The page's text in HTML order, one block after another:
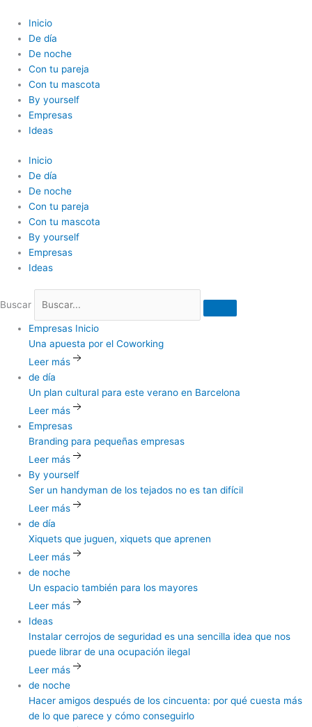
contenido
Inicio
De día
De noche
Con tu pareja
Con tu mascota
By yourself
Empresas
Ideas
Inicio
De día
De noche
Con tu pareja
Con tu mascota
By yourself
Empresas
Ideas
Buscar
Empresas Inicio
Una apuesta por el Coworking
Leer más
de día
Un plan cultural para este verano en Barcelona
Leer más
Empresas
Branding para pequeñas empresas
Leer más
By yourself
Ser un handyman de los tejados no es tan difícil
Leer más
de día
Xiquets que juguen, xiquets que aprenen
Leer más
de noche
Un espacio también para los mayores
Leer más
Ideas
Instalar cerrojos de seguridad es una sencilla idea que nos
puede librar de una ocupación ilegal
Leer más
de noche
Hacer amigos después de los cincuenta: por qué cuesta más
de lo que parece y cómo conseguirlo